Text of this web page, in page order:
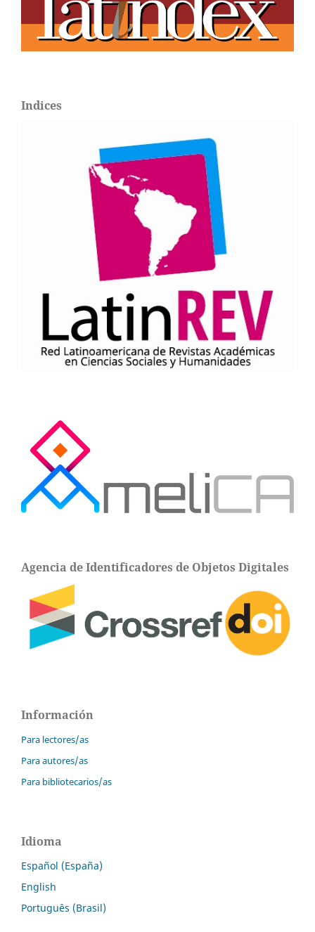
Indices
Agencia de Identificadores de Objetos Digitales
Información
Para lectores/as
Para autores/as
Para bibliotecarios/as
Idioma
Español (España)
English
Português (Brasil)